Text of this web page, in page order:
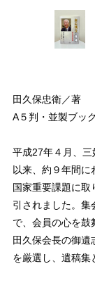
田久保忠衛／著
A５判・並製ブッ
平成27年４月、三
以来、約９年間
国家重要課題に取
引されました。集
で、会員の心を鼓
田久保会長の御
を厳選し、遺稿集